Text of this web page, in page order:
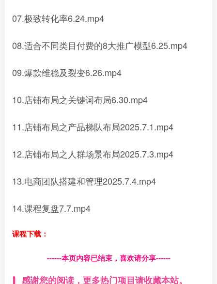
07.极致转化率6.24.mp4
08.适合不同类目付费的8大推广模型6.25.mp4
09.爆款维稳及裂变6.26.mp4
10.店铺布局之关键词布局6.30.mp4
11.店铺布局之产品梯队布局2025.7.1.mp4
12.店铺布局之人群场景布局2025.7.3.mp4
13.电商团队搭建和管理2025.7.4.mp4
14.课程复盘7.7.mp4
课程下载：
------本页内容已结束，喜欢请分享------
感谢您的阅读，更多热门项目请收藏本站。